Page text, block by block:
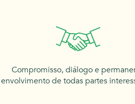
Compromisso, diálogo e
envolvimento de todas partes